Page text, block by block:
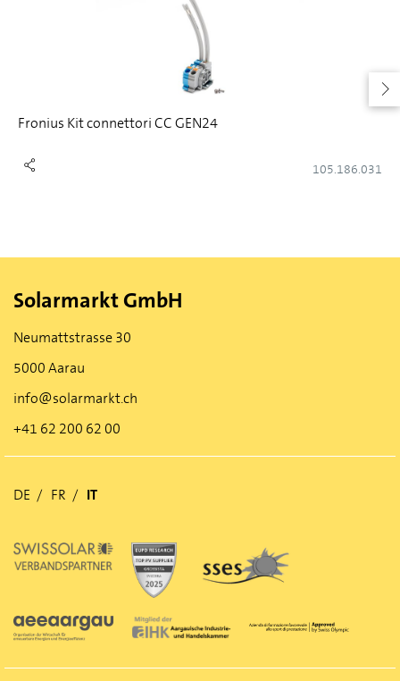
Fronius Kit connettori CC GEN24
105.186.031
Solarmarkt GmbH
Neumattstrasse 30
5000 Aarau
info@solarmarkt.ch
+41 62 200 62 00
DE FR IT